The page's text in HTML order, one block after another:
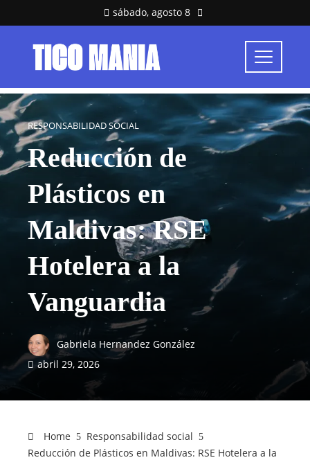
sábado, agosto 8
RESPONSABILIDAD SOCIAL
Reducción de
Plásticos en
Maldivas: RSE
Hotelera a la
Vanguardia
Gabriela Hernandez González
abril 29, 2026
Home
Responsabilidad social
Reducción de Plásticos en Maldivas: RSE Hotelera a la